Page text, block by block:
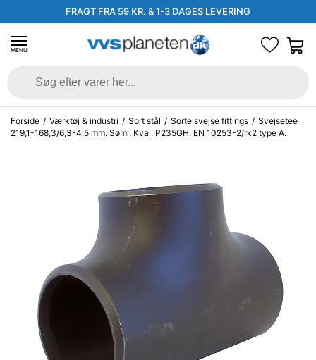
FRAGT FRA 59 KR. & 1-3 DAGES LEVERING
MENU
Forside / Værktøj & industri / Sort stål / Sorte svejse fittings / Svejsetee
219,1-168,3/6,3-4,5 mm. Søml. Kval. P235GH, EN 10253-2/rk2 type A.